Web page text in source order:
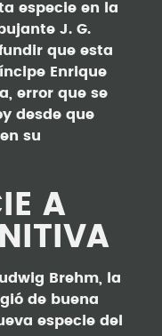
especie en la
J. G.
que esta
Enrique
error que se
desde que
su
A
Brehm, la
de buena
especie del